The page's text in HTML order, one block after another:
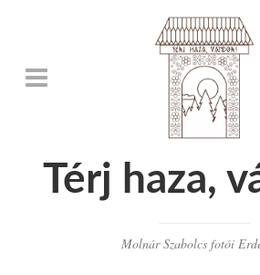
Térj haza,
Molnár Szabolcs fotói